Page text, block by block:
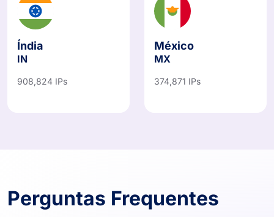
Índia
IN
908,824 IPs
México
MX
374,871 IPs
Perguntas Frequentes